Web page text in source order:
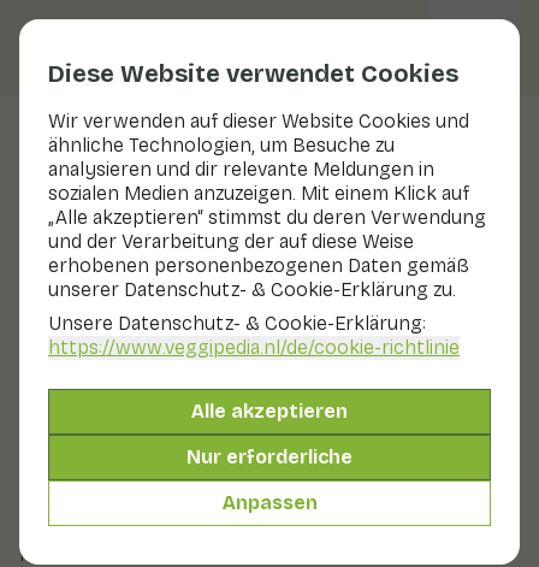
Diese Website verwendet Cookies
Wir verwenden auf dieser Website Cookies und
ähnliche Technologien, um Besuche zu
analysieren und dir relevante Meldungen in
sozialen Medien anzuzeigen. Mit einem Klick auf
„Alle akzeptieren“ stimmst du deren Verwendung
und der Verarbeitung der auf diese Weise
erhobenen personenbezogenen Daten gemäß
unserer Datenschutz- & Cookie-Erklärung zu.
Unsere Datenschutz- & Cookie-Erklärung:
https://www.veggipedia.nl/de/cookie-richtlinie
Alle akzeptieren
Nur erforderliche
Anpassen
Veggiblogs
Der Weg von der Banane zu
Ihrem Tisch
22 Februar 2024
Morgen (23. Februar) ist der Tag des Bananenbrots, und
um Sie schon einmal in Stimmung zu bringen, stellen
wir Ihnen in diesem Blog köstliche Rezepte vor, in
denen die Banane eine wichtige Rolle spielt. Lassen Sie
sich von diesen köstlichen Kreationen inspirieren und
entdecken Sie neue Möglichkeiten, den großartigen
Geschmack von Bananen zu genießen. Wenn Sie nach
der Zubereitung eines Rezepts Bananen übrig haben,
vergessen Sie nicht, daraus ein Bananenbrot zu
machen.